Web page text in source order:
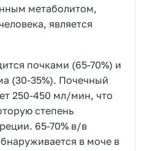
метаболитом,
является
почками (65-70%) и
(30-35%). Почечный
250-450 мл/мин, что
степень
65-70% в/в
в моче в